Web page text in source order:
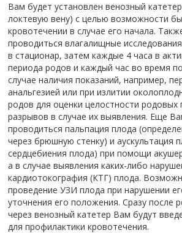
Вам будет установлен венозный
локтевую вену) с целью возможности
кровотечении в случае его начала.
проводиться влагалищные
в стационар, затем каждые 4 часа в
периода родов и каждый час во время
случае наличия показаний, например,
анальгезией или при излитии
родов для оценки целостности родовых
разрывов в случае их выявления. Еще
проводиться пальпация плода
через брюшную стенку) и аускультация
сердцебиения плода) при помощи
а в случае выявления каких-либо
кардиотокография (КТГ) плода.
проведение УЗИ плода при нарушении
уточнения его положения. Сразу после
через венозный катетер Вам будут
для профилактики кровотечения.